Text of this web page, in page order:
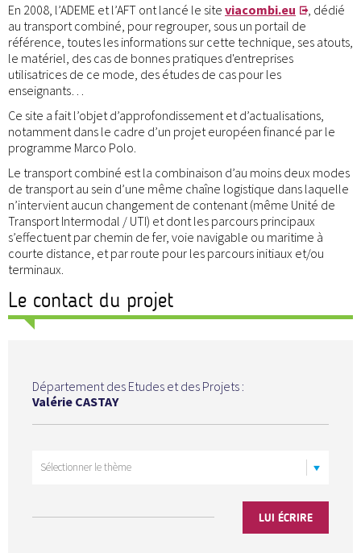
En 2008, l’ADEME et l’AFT ont lancé le site viacombi.eu
, dédié
au transport combiné, pour regrouper, sous un portail de
référence, toutes les informations sur cette technique, ses atouts,
le matériel, des cas de bonnes pratiques d'entreprises
utilisatrices de ce mode, des études de cas pour les
enseignants…
Ce site a fait l’objet d’approfondissement et d’actualisations,
notamment dans le cadre d’un projet européen financé par le
programme Marco Polo.
Le transport combiné est la combinaison d’au moins deux modes
de transport au sein d’une même chaîne logistique dans laquelle
n’intervient aucun changement de contenant (même Unité de
Transport Intermodal / UTI) et dont les parcours principaux
s’effectuent par chemin de fer, voie navigable ou maritime à
courte distance, et par route pour les parcours initiaux et/ou
terminaux.
Le contact du projet
Département des Etudes et des Projets :
Valérie CASTAY
LUI ÉCRIRE